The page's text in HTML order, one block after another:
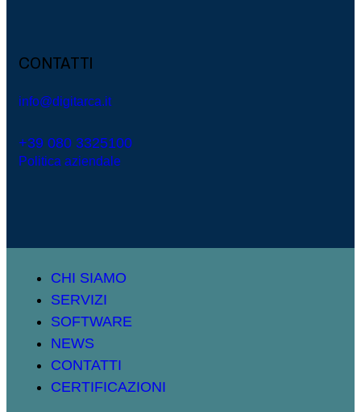
CONTATTI
info@digitarca.it
+39 080 3325100
Politica aziendale
CHI SIAMO
SERVIZI
SOFTWARE
NEWS
CONTATTI
CERTIFICAZIONI